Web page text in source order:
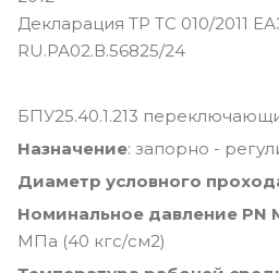
Декларация ТР ТС 010/2011
RU.РА02.В.56825/24
БПУ25.40.1.213
Назначение: запорно -
Диаметр условного
Номинальное давление PN
МПа (40 кгс/см2)